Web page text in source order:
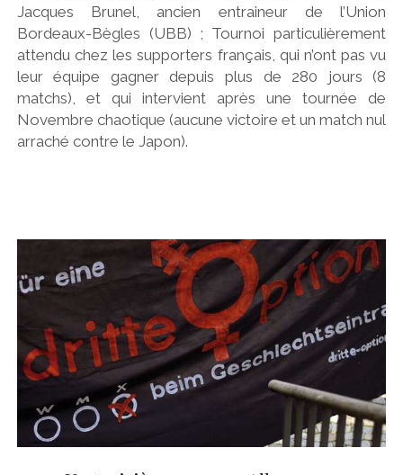
Jacques Brunel, ancien entraineur de l’Union
Bordeaux-Bègles (UBB) ; Tournoi particulièrement
attendu chez les supporters français, qui n’ont pas vu
leur équipe gagner depuis plus de 280 jours (8
matchs), et qui intervient après une tournée de
Novembre chaotique (aucune victoire et un match nul
arraché contre le Japon).